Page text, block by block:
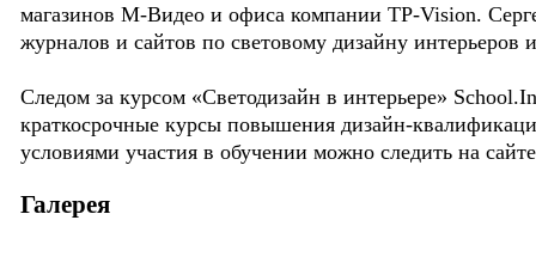
магазинов М-Видео и офиса компании TP-Vision.
журналов и сайтов по световому дизайну
Следом за курсом «Светодизайн в интерьере»
краткосрочные курсы повышения дизайн-
условиями участия в обучении можно следить на
Галерея